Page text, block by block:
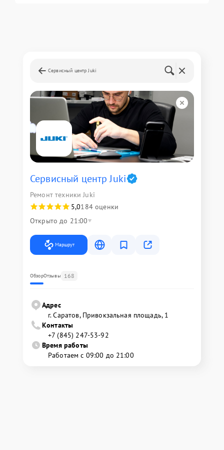
Сервисный центр Juki
Сервисный центр Juki
Ремонт техники Juki
5,0184 оценки
Открыто до 21:00
Маршрут
ОбзорОтзывы 168
Адрес
г. Саратов, Привокзальная площадь, 1
Контакты
+7 (845) 247-53-92
Время работы
Работаем с 09:00 до 21:00